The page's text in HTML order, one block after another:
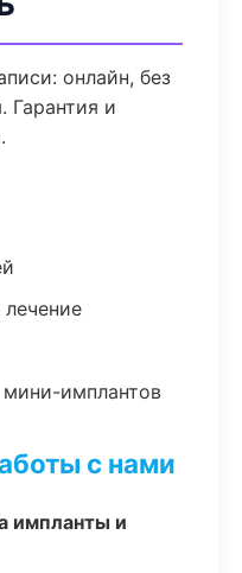
онлайн, без
Гарантия и
мини-имплантов
с нами
импланты и